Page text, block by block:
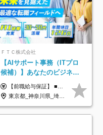
ＦＴＣ株式会社
【AIサポート事務（ITプロ
候補）】あなたのビジネス
経験をAI業界で活かす◆IT
未経験OK◆目指せるコンサ
ル
【前職給与保証】 ■未経験者： 月給30万円～35万円 ■ローキャリア（経験目安1年程度）： 月給35万円～40万円 ■経験者（経験目安3年以上）： 月給40万円～60万円 ■即戦力（経験目安5年以上）： 月給45万円～80万円 ※上記金額には固定残業代30時間分 【未経験者5万5000円～7万3000円、 ローキャリア6万4000円～7万3000円、 経験者5万8000円～10万9000円、 即戦力8万2000円～14万5000円】を含みます。 ※30時間を超える場合は追加で全額支給します。 ※経験・能力・前職給与などを総合的に評価したうえでご納得いただけるよう個別決定。 未経験者の場合、前職給与とポテンシャルを査定のうえ決定いたします。 ※日本国内でのIT業界経験、または同等の実務経験と能力に応じて決定します。 ※前職給与は日本円かつ、日本国内での実績に基づき評価します。 【納得の評価システム】 ★クォーター毎に査定する評価制度導入！ 明確な評価基準で翌年度年収を上げましょう！ ★評価対象期間に在籍中のほとんどの社員が昇給し 年収アップを実現しています！ ★様々なインセンティブ制度を用意し多角的に正当評価しています！ ※試用期間6カ月（期間中の待遇等に差異なし）
東京都_神奈川県_埼玉県_千葉県